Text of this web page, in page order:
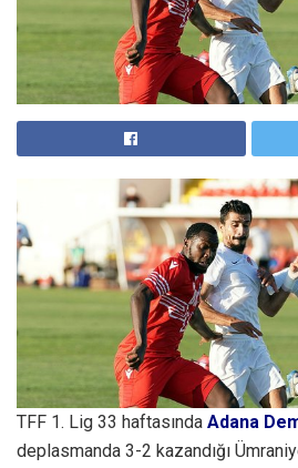
TFF 1. Lig 33 haftasında Adana
deplasmanda 3-2 kazandığı